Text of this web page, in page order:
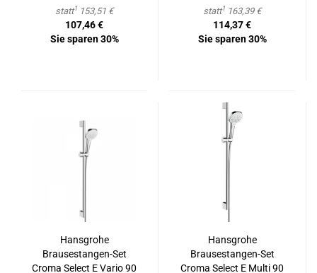
statt1 153,51 €
107,46 €
Sie sparen 30%
statt1 163,39 €
114,37 €
Sie sparen 30%
Hans­gro­he
Brausestangen-​​Set
Croma Select E Vario 90
Hans­gro­he
Brausestangen-​​Set
Croma Select E Multi 90